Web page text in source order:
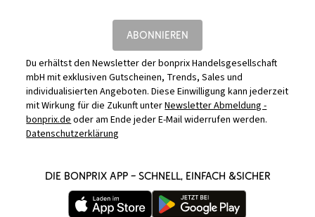
ABONNIEREN
Du erhältst den Newsletter der bonprix Handelsgesellschaft
mbH mit exklusiven Gutscheinen, Trends, Sales und
individualisierten Angeboten. Diese Einwilligung kann jederzeit
mit Wirkung für die Zukunft unterNewsletter Abmeldung -
bonprix.deoder am Ende jeder E-Mail widerrufen werden.
Datenschutzerklärung
DIE BONPRIX APP – SCHNELL, EINFACH &SICHER